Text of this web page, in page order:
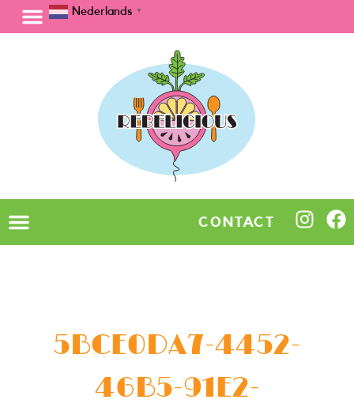
Nederlands ▼
CONTACT
5BCE0DA7-4452-
46B5-91E2-